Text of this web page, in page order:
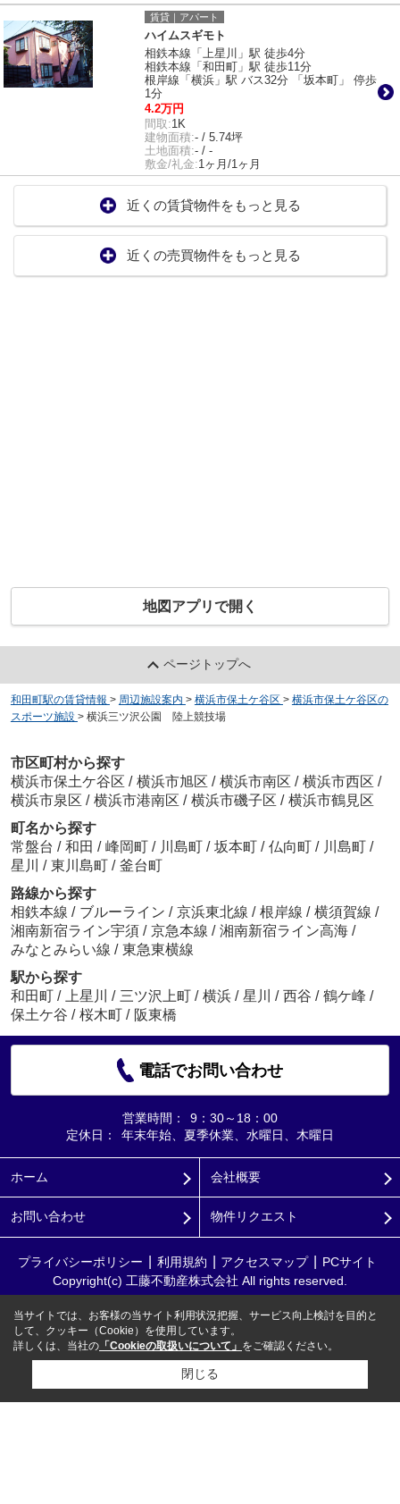
賃貸｜アパート
ハイムスギモト
相鉄本線「上星川」駅 徒歩4分
相鉄本線「和田町」駅 徒歩11分
根岸線「横浜」駅 バス32分 「坂本町」 停歩
1分
4.2万円
間取:1K
建物面積:- / 5.74坪
土地面積:- / -
敷金/礼金:1ヶ月/1ヶ月
近くの賃貸物件をもっと見る
近くの売買物件をもっと見る
地図アプリで開く
ページトップへ
和田町駅の賃貸情報 > 周辺施設案内 > 横浜市保土ケ谷区 > 横浜市保土ケ谷区の
スポーツ施設 > 横浜三ツ沢公園 陸上競技場
市区町村から探す
横浜市保土ケ谷区 / 横浜市旭区 / 横浜市南区 / 横浜市西区 /
横浜市泉区 / 横浜市港南区 / 横浜市磯子区 / 横浜市鶴見区
町名から探す
常盤台 / 和田 / 峰岡町 / 川島町 / 坂本町 / 仏向町 / 川島町 /
星川 / 東川島町 / 釜台町
路線から探す
相鉄本線 / ブルーライン / 京浜東北線 / 根岸線 / 横須賀線 /
湘南新宿ライン宇須 / 京急本線 / 湘南新宿ライン高海 /
みなとみらい線 / 東急東横線
駅から探す
和田町 / 上星川 / 三ツ沢上町 / 横浜 / 星川 / 西谷 / 鶴ケ峰 /
保土ケ谷 / 桜木町 / 阪東橋
電話でお問い合わせ
営業時間：
9：30～18：00
定休日：
年末年始、夏季休業、水曜日、木曜日
ホーム 会社概要
お問い合わせ 物件リクエスト
プライバシーポリシー 利用規約 アクセスマップ
PCサイト
Copyright(c) 工藤不動産株式会社 All rights reserved.
当サイトでは、お客様の当サイト利用状況把握、サービス向上検討を目的と
して、クッキー（Cookie）を使用しています。
詳しくは、当社の 「Cookieの取扱いについて」 をご確認ください。
閉じる